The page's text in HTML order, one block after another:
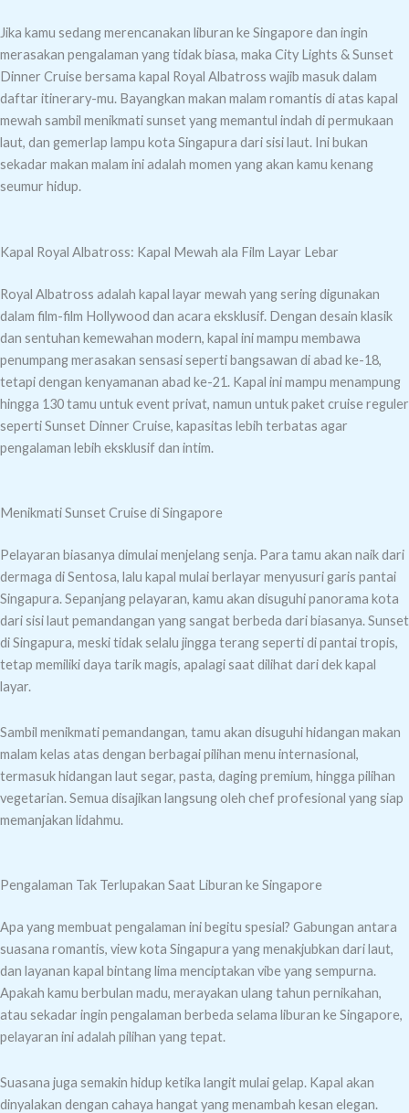
Jika kamu sedang merencanakan liburan ke Singapore dan ingin
merasakan pengalaman yang tidak biasa, maka City Lights & Sunset
Dinner Cruise bersama kapal Royal Albatross wajib masuk dalam
daftar itinerary-mu. Bayangkan makan malam romantis di atas kapal
mewah sambil menikmati sunset yang memantul indah di permukaan
laut, dan gemerlap lampu kota Singapura dari sisi laut. Ini bukan
sekadar makan malam ini adalah momen yang akan kamu kenang
seumur hidup.
Kapal Royal Albatross: Kapal Mewah ala Film Layar Lebar
Royal Albatross adalah kapal layar mewah yang sering digunakan
dalam film-film Hollywood dan acara eksklusif. Dengan desain klasik
dan sentuhan kemewahan modern, kapal ini mampu membawa
penumpang merasakan sensasi seperti bangsawan di abad ke-18,
tetapi dengan kenyamanan abad ke-21. Kapal ini mampu menampung
hingga 130 tamu untuk event privat, namun untuk paket cruise reguler
seperti Sunset Dinner Cruise, kapasitas lebih terbatas agar
pengalaman lebih eksklusif dan intim.
Menikmati Sunset Cruise di Singapore
Pelayaran biasanya dimulai menjelang senja. Para tamu akan naik dari
dermaga di Sentosa, lalu kapal mulai berlayar menyusuri garis pantai
Singapura. Sepanjang pelayaran, kamu akan disuguhi panorama kota
dari sisi laut pemandangan yang sangat berbeda dari biasanya. Sunset
di Singapura, meski tidak selalu jingga terang seperti di pantai tropis,
tetap memiliki daya tarik magis, apalagi saat dilihat dari dek kapal
layar.
Sambil menikmati pemandangan, tamu akan disuguhi hidangan makan
malam kelas atas dengan berbagai pilihan menu internasional,
termasuk hidangan laut segar, pasta, daging premium, hingga pilihan
vegetarian. Semua disajikan langsung oleh chef profesional yang siap
memanjakan lidahmu.
Pengalaman Tak Terlupakan Saat Liburan ke Singapore
Apa yang membuat pengalaman ini begitu spesial? Gabungan antara
suasana romantis, view kota Singapura yang menakjubkan dari laut,
dan layanan kapal bintang lima menciptakan vibe yang sempurna.
Apakah kamu berbulan madu, merayakan ulang tahun pernikahan,
atau sekadar ingin pengalaman berbeda selama liburan ke Singapore,
pelayaran ini adalah pilihan yang tepat.
Suasana juga semakin hidup ketika langit mulai gelap. Kapal akan
dinyalakan dengan cahaya hangat yang menambah kesan elegan.